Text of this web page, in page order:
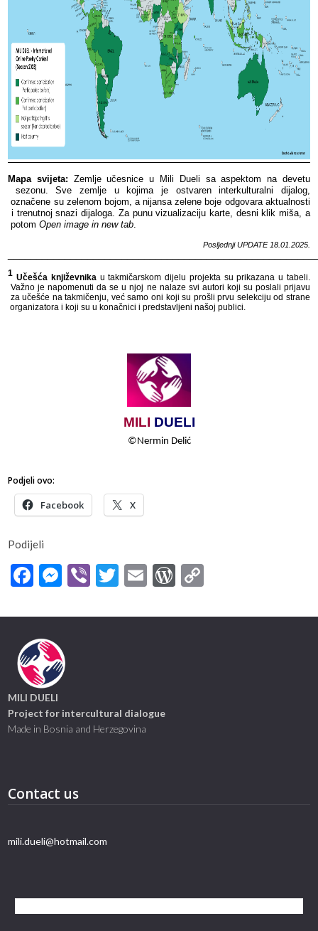
Mapa​​ svijeta: ​​ Zemlje​​ učesnice​​ u​​ Mili​​ Dueli​​ sa​​ aspektom​​ na​​ devetu​​
sezonu.​​ Sve​​ zemlje​​ u​​ kojima​​ je​​ ostvaren​​ interkulturalni​​ dijalog,​​
označene​​ su​​ zelenom​​ bojom,​​ a​​ nijansa​​ zelene​​ boje​​ odgovara​​ aktualnosti​​
i​​ trenutnoj​​ snazi​​ dijaloga.​​ Za​​ punu​​ vizualizaciju​​ karte,​​ desni​​ klik​​ miša,​​ a​​
potom​​Open​​ image​​ in​​ new​​ tab
Posljednji​​ UPDATE​​ 18.01.2025.
1 Učešća​​ književnika​​ u​​ takmičarskom​​ dijelu​​ projekta​​ su​​ prikazana​​ u​​ tabeli.​​
Važno​​ je​​ napomenuti​​ da​​ se​​ u​​ njoj​​ ne​​ nalaze​​ svi​​ autori​​ koji​​ su​​ poslali​​ prijavu​​
za​​ učešće​​ na​​ takmičenju,​​ već​​ samo​​ oni​​ koji​​ su​​ prošli​​ prvu​​ selekciju​​ od​​ strane​​
organizatora​​ i​​ koji​​ su​​ u​​ konačnici​​ i​​ predstavljeni​​ našoj​​ publici.​​
MILI DUELI
©Nermin​​ Delić
Podjeli ovo:
Facebook X
Podijeli
Facebook
Messenger
ViberTwitter
EmailWordPress
MILI DUELI
Project for intercultural dialogue
Made in Bosnia and Herzegovina
Contact us
mili.dueli@hotmail.com